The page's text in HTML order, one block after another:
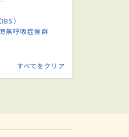
）
無呼吸症候群
すべてをクリア